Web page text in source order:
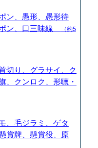
ン、愚形、愚形待
ン、口三味線
（約5
切り、グラサイ、ク
、クンロク、形聴・
、毛ジラミ、ゲタ
賞牌、懸賞役、原